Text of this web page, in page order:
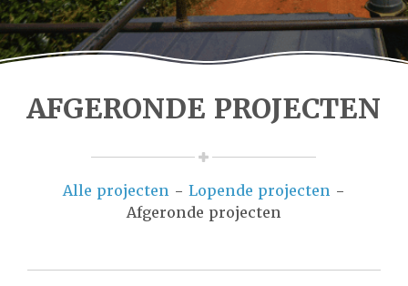
AFGERONDE PROJECTEN
Alle projecten - Lopende projecten -
Afgeronde projecten